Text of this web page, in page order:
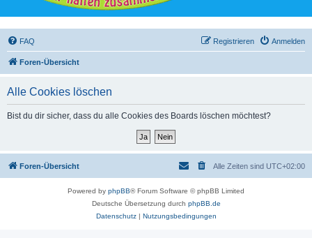
FAQ Anmelden
Registrieren
Foren-Übersicht
Alle Cookies löschen
Bist du dir sicher, dass du alle Cookies des Boards löschen möchtest?
Foren-Übersicht Alle Zeiten sind UTC+02:00
Powered by phpBB® Forum Software © phpBB Limited
Deutsche Übersetzung durch phpBB.de
Datenschutz| Nutzungsbedingungen